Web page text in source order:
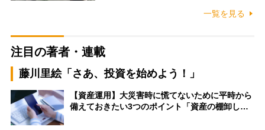
一覧を見る
注目の著者・連載
藤川里絵「さあ、投資を始めよう！」
【資産運用】大災害時に慌てないために平時から
備えておきたい3つのポイント「資産の棚卸し…